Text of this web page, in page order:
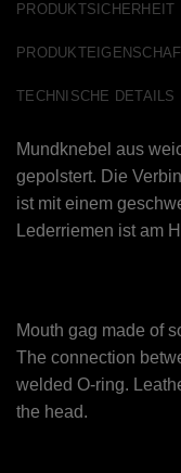
PRODUKTSICHERHEIT
TECHNISCHE DETAILS
Mundknebel aus
gepolstert. Die
ist mit einem
Lederriemen ist am
Mouth gag made of
The connection
welded O-ring.
the head.